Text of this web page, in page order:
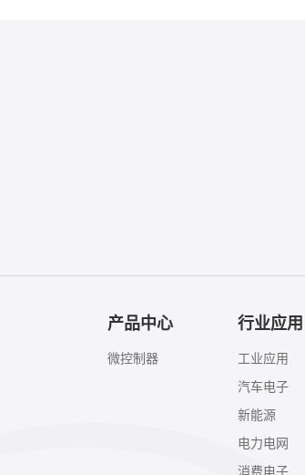
产品中心
微控制器
行业应用
工业应用
汽车电子
新能源
电力电网
消费电子